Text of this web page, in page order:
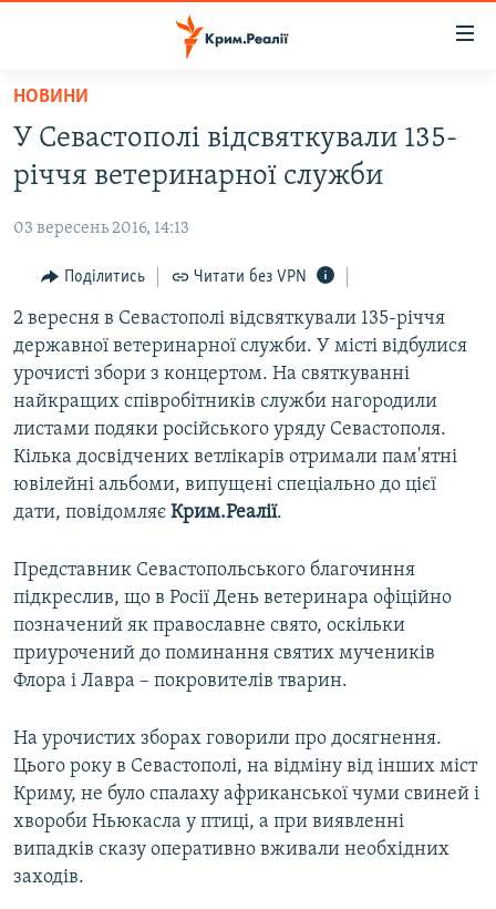
Перейти
основного
матеріалу
Перейти
до
навігації
Перейти
до
пошуку
ВІДЕО ТА ФОТО
ПОЛІТИКА
БЛОГИ
ПОГЛЯД
ІНТЕРВ'Ю
ВСЕ ЗА ДЕНЬ
СПЕЦПРОЕКТИ
ДЕПОРТАЦІЯ
ВІДЕОУРОКИ «ELIFBE»
УКРАЇНСЬКА ПРОБЛЕМА КРИМУ
ЯК ОБІЙТИ БЛОКУВАННЯ
Qırımtatar
ДОЛУЧАЙСЯ!
Усі сайти RFE/RL
НОВИНИ
У Севастополі відсвяткували 135-
річчя ветеринарної служби
03 вересень 2016, 14:13
Поділитись Читати без VPN
2 вересня в Севастополі відсвяткували 135-річчя
державної ветеринарної служби. У місті відбулися
урочисті збори з концертом. На святкуванні
найкращих співробітників служби нагородили
листами подяки російського уряду Севастополя.
Кілька досвідчених ветлікарів отримали пам'ятні
ювілейні альбоми, випущені спеціально до цієї
дати, повідомляє Крим.Реалії.
Представник Севастопольського благочиння
підкреслив, що в Росії День ветеринара офіційно
позначений як православне свято, оскільки
приурочений до поминання святих мучеників
Флора і Лавра – покровителів тварин.
На урочистих зборах говорили про досягнення.
Цього року в Севастополі, на відміну від інших міст
Криму, не було спалаху африканської чуми свиней і
хвороби Ньюкасла у птиці, а при виявленні
випадків сказу оперативно вживали необхідних
заходів.